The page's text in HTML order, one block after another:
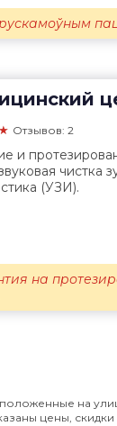
Отзывов: 2
и
чистка
(УЗИ).
на
на
цены, скидки